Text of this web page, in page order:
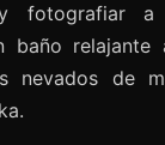
fotografiar a
baño relajante
nevados de